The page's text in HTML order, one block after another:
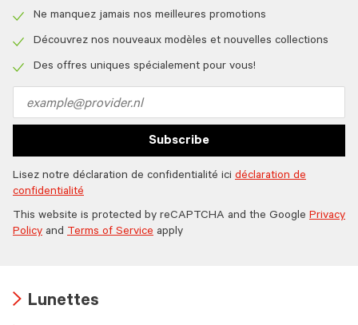
icon
Ne manquez jamais nos meilleures promotions
icon
Découvrez nos nouveaux modèles et nouvelles collections
Des offres uniques spécialement pour vous!
address
Subscribe
Lisez notre déclaration de confidentialité ici déclaration de
confidentialité
This website is protected by reCAPTCHA and the Google Privacy
Policy and Terms of Service apply
Lunettes